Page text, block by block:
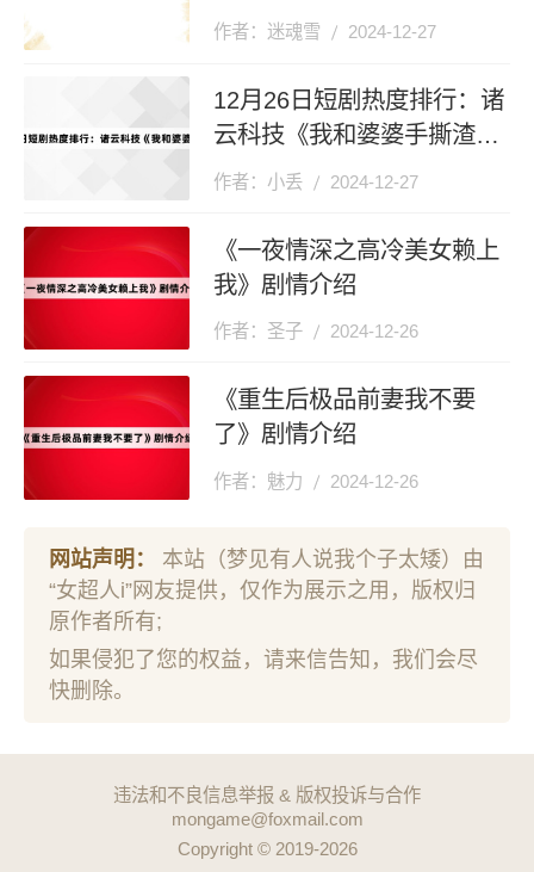
作者：迷魂雪 2024-12-27
12月26日短剧热度排行：诸
云科技《我和婆婆手撕渣男
全家》登顶第一
作者：小丢 2024-12-27
《一夜情深之高冷美女赖上
我》剧情介绍
作者：圣子 2024-12-26
《重生后极品前妻我不要
了》剧情介绍
作者：魅力 2024-12-26
网站声明：
本站（梦见有人说我个子太矮）由
“女超人i”网友提供，仅作为展示之用，版权归
原作者所有;
如果侵犯了您的权益，请来信告知，我们会尽
快删除。
违法和不良信息举报 & 版权投诉与合作
mongame@foxmail.com
Copyright © 2019-2026